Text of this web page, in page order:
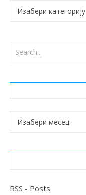
Категорије
Архиве
RSS - Posts